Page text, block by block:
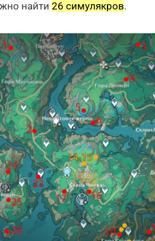
найти 26 симулякров.